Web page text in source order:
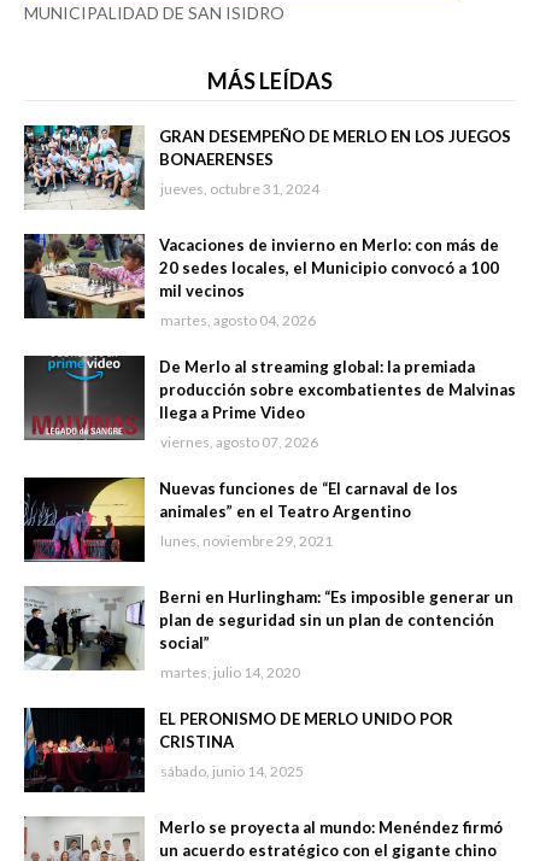
MUNICIPALIDAD DE SAN ISIDRO
MÁS LEÍDAS
GRAN DESEMPEÑO DE MERLO EN LOS JUEGOS
BONAERENSES
jueves, octubre 31, 2024
Vacaciones de invierno en Merlo: con más de
20 sedes locales, el Municipio convocó a 100
mil vecinos
martes, agosto 04, 2026
De Merlo al streaming global: la premiada
producción sobre excombatientes de Malvinas
llega a Prime Video
viernes, agosto 07, 2026
Nuevas funciones de “El carnaval de los
animales” en el Teatro Argentino
lunes, noviembre 29, 2021
Berni en Hurlingham: “Es imposible generar un
plan de seguridad sin un plan de contención
social”
martes, julio 14, 2020
EL PERONISMO DE MERLO UNIDO POR
CRISTINA
sábado, junio 14, 2025
Merlo se proyecta al mundo: Menéndez firmó
un acuerdo estratégico con el gigante chino